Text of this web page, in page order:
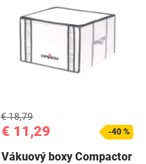
€ 11,29
€ 18,79
-40 %
Vákuový boxy Compactor